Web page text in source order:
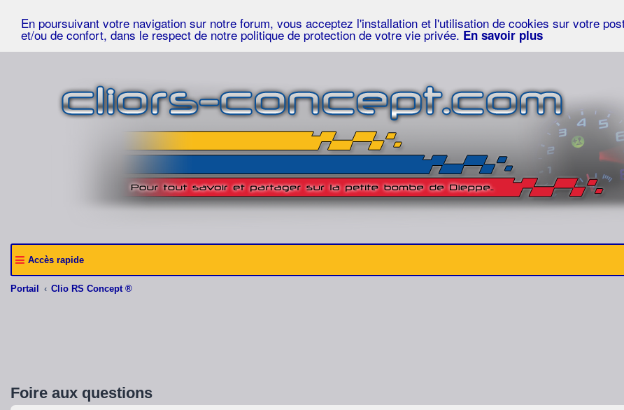
En poursuivant votre navigation sur notre forum, vous acceptez l'installation et l'utilisation de cookies sur votre
et/ou de confort, dans le respect de notre politique de protection de votre vie privée. En savoir plus
Accès rapide
Portail Clio RS Concept ®
Foire aux questions